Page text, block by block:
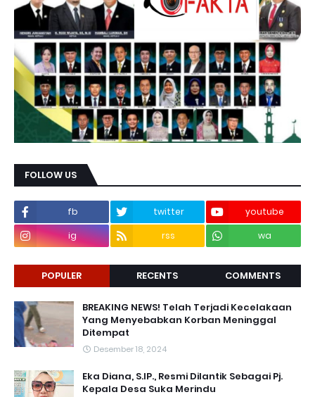
FOLLOW US
fb twitter
youtube
ig
rss wa
POPULER RECENTS COMMENTS
BREAKING NEWS! Telah Terjadi Kecelakaan
Yang Menyebabkan Korban Meninggal
Ditempat
Desember 18, 2024
Eka Diana, S.IP., Resmi Dilantik Sebagai Pj.
Kepala Desa Suka Merindu